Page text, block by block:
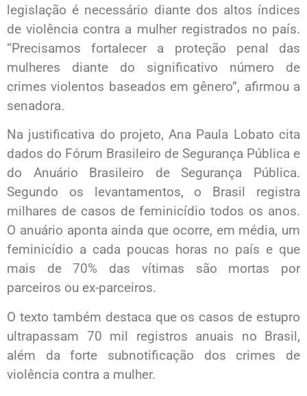
legislação é necessário diante dos altos índices
de violência contra a mulher registrados no país.
“Precisamos fortalecer a proteção penal das
mulheres diante do significativo número de
crimes violentos baseados em gênero”, afirmou a
senadora.
Na justificativa do projeto, Ana Paula Lobato cita
dados do Fórum Brasileiro de Segurança Pública e
do Anuário Brasileiro de Segurança Pública.
Segundo os levantamentos, o Brasil registra
milhares de casos de feminicídio todos os anos.
O anuário aponta ainda que ocorre, em média, um
feminicídio a cada poucas horas no país e que
mais de 70% das vítimas são mortas por
parceiros ou ex-parceiros.
O texto também destaca que os casos de estupro
ultrapassam 70 mil registros anuais no Brasil,
além da forte subnotificação dos crimes de
violência contra a mulher.